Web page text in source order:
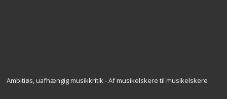
Ambitiøs, uafhængig musikkritik - Af musikelskere til musikelskere